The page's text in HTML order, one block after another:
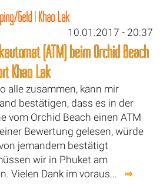
Geld|Khao Lak
10.01.2017 - 20:37
(ATM) beim Orchid Beach
Khao Lak
alle zusammen, kann mir
bestätigen, dass es in der
vom Orchid Beach einen ATM
Bewertung gelesen, würde
jemandem bestätigt
wir in Phuket am
Vielen Dank im voraus... ⇒